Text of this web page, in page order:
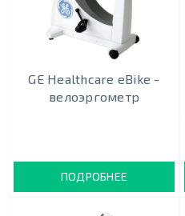
GE Healthcare eBike -
велоэргометр
ПОДРОБНЕЕ